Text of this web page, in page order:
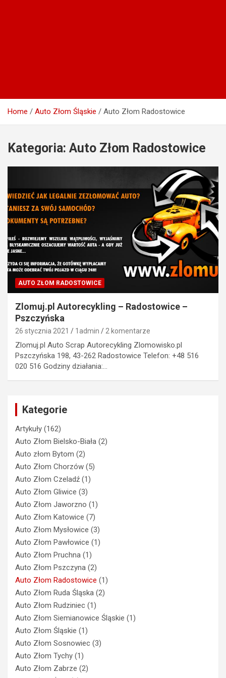
Home Auto Złom Śląskie Auto Złom Radostowice
Kategoria: Auto Złom Radostowice
AUTO ZŁOM RADOSTOWICE
Zlomuj.pl Autorecykling – Radostowice –
Pszczyńska
26 stycznia 2021 1admin 2 komentarze
Zlomuj.pl Auto Scrap Autorecykling Zlomowisko.pl
Pszczyńska 198, 43-262 Radostowice Telefon: +48 516
020 516 Godziny działania:…
Kategorie
Artykuły (162)
Auto Złom Bielsko-Biała (2)
Auto złom Bytom (2)
Auto Złom Chorzów (5)
Auto Złom Czeladź (1)
Auto Złom Gliwice (3)
Auto Złom Jaworzno (1)
Auto Złom Katowice (7)
Auto Złom Mysłowice (3)
Auto Złom Pawłowice (1)
Auto Złom Pruchna (1)
Auto Złom Pszczyna (2)
Auto Złom Radostowice (1)
Auto Złom Ruda Śląska (2)
Auto Złom Rudziniec (1)
Auto Złom Siemianowice Śląskie (1)
Auto Złom Śląskie (1)
Auto Złom Sosnowiec (3)
Auto Złom Tychy (1)
Auto Złom Zabrze (2)